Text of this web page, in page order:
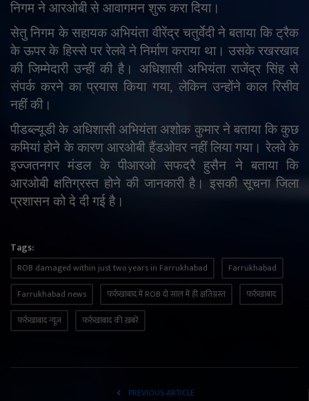
निगम ने आरओबी से आवागमन शुरू करा दिया।
सेतु निगम के सहायक अभियंता वीरेंद्र चतुर्वेदी ने बताया कि ट्रैक
के ऊपर के हिस्से पर रेलवे ने निर्माण कराया था। उसके रखरखाव
की जिम्मेदारी उन्हीं की है। अधिशासी अभियंता राजेंद्र सिंह से
संपर्क करने का प्रयास किया गया, लेकिन उन्होंने काल रिसीव
नहीं की।
पीडब्ल्यूडी के अधिशासी अभियंता अशोक कुमार ने बताया कि कुछ
कमियां होने के कारण आरओबी हैंडओवर नहीं लिया गया। रेलवे के
इज्जतनगर मंडल के पीआरओ सफदरै हुसैन ने बताया कि
आरओबी क्षतिग्रस्त होने की जानकारी है। इसकी सूचना जिला
प्रशासन को दे दी गई है।
Tags:
ROB damaged within just two years in Farrukhabad
Farrukhabad
Farrukhabad news
फर्रुखाबाद में ROB दो साल में ही क्षतिग्रस्त
फर्रुखाबाद
फर्रुखाबाद न्यूज़
फर्रुखाबाद की ख़बरें
PREVIOUS ARTICLE